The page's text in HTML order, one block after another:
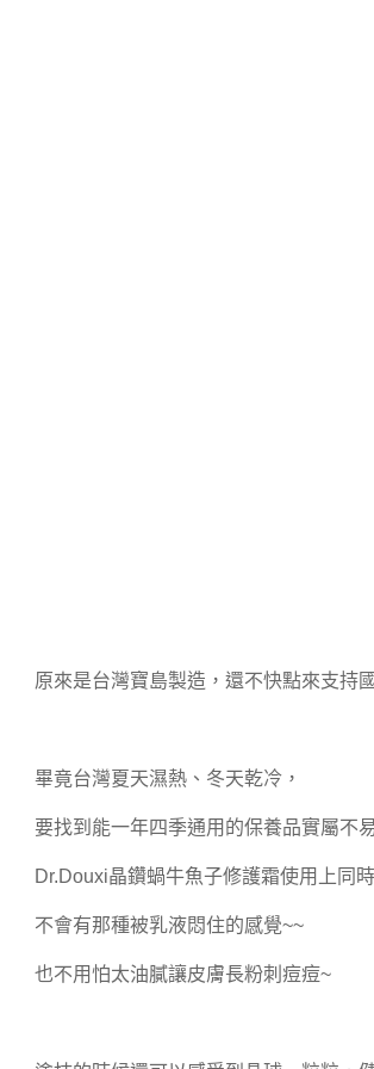
原來是台灣寶島製造，還不快點來支持
畢竟台灣夏天濕熱、冬天乾冷，
要找到能一年四季通用的保養品實屬不
Dr.Douxi晶鑽蝸牛魚子修護霜使用上同
不會有那種被乳液悶住的感覺~~
也不用怕太油膩讓皮膚長粉刺痘痘~